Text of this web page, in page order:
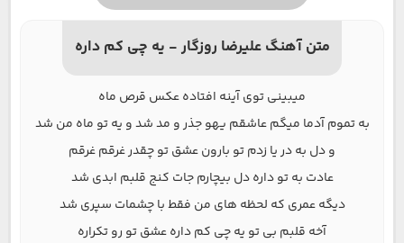
متن آهنگ علیرضا روزگار - یه چی کم داره
میبینی توی آینه افتاده عکس قرص ماه
به تموم آدما میگم عاشقم یهو جذر و مد شد و یه تو ماه من شد
و دل به در یا زدم تو بارون عشق تو چقدر غرقم غرقم
عادت به تو داره دل بیچارم جات کنج قلبم ابدی شد
دیگه عمری که لحظه های من فقط با چشمات سپری شد
آخه قلبم بی تو یه چی کم داره عشق تو رو تکراره